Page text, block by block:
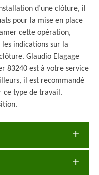
d’une clôture, il
pour la mise en place
cette opération,
les indications sur la
Glaudio Elagage
83240 est à votre service
il est recommandé
ce type de travail.